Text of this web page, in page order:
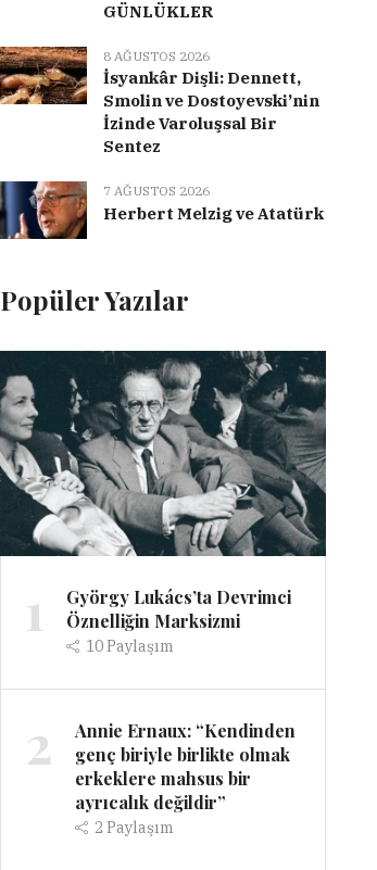
GÜNLÜKLER
8 AĞUSTOS 2026
İsyankâr Dişli: Dennett,
Smolin ve Dostoyevski’nin
İzinde Varoluşsal Bir
Sentez
7 AĞUSTOS 2026
Herbert Melzig ve Atatürk
Popüler Yazılar
1
György Lukács’ta Devrimci
Öznelliğin Marksizmi
10Paylaşım
2
Annie Ernaux: “Kendinden
genç biriyle birlikte olmak
erkeklere mahsus bir
ayrıcalık değildir”
2Paylaşım